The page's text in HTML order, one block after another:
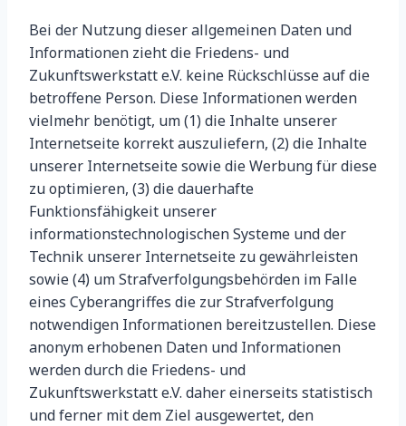
Bei der Nutzung dieser allgemeinen Daten und
Informationen zieht die Friedens- und
Zukunftswerkstatt e.V. keine Rückschlüsse auf die
betroffene Person. Diese Informationen werden
vielmehr benötigt, um (1) die Inhalte unserer
Internetseite korrekt auszuliefern, (2) die Inhalte
unserer Internetseite sowie die Werbung für diese
zu optimieren, (3) die dauerhafte
Funktionsfähigkeit unserer
informationstechnologischen Systeme und der
Technik unserer Internetseite zu gewährleisten
sowie (4) um Strafverfolgungsbehörden im Falle
eines Cyberangriffes die zur Strafverfolgung
notwendigen Informationen bereitzustellen. Diese
anonym erhobenen Daten und Informationen
werden durch die Friedens- und
Zukunftswerkstatt e.V. daher einerseits statistisch
und ferner mit dem Ziel ausgewertet, den